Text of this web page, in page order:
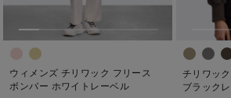
ウィメンズ チリワック フリース
ボンバー ホワイトレーベル
チリワッ
ブラック